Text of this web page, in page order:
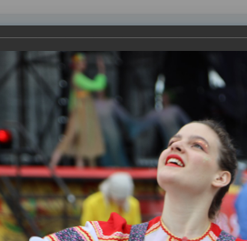
Муниципальные услуги